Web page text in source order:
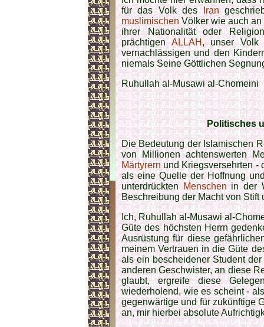
für das Volk desIran
muslimischenVölker wie auch an
ihrer Nationalität oder
prächtigenALLAH, unser Volk
vernachlässigen und den
niemals Seine Göttlichen
Ruhullah al-Musawi al-Chomeini
Politisches
Die Bedeutung der Islamischen
von Millionen achtenswerten
Märtyrernund Kriegsversehrten -
als eine Quelle der Hoffnung
unterdrücktenMenschenin der
Beschreibung der Macht von Stift
Ich, Ruhullah al-Musawi al-
Güte des höchsten Herrn
Ausrüstung für diese
meinem Vertrauen in die Güte
als ein bescheidener Student
anderen Geschwister, an diese
glaubt, ergreife diese
wiederholend, wie es scheint -
gegenwärtige und für zukünftige
an, mir hierbei absolute